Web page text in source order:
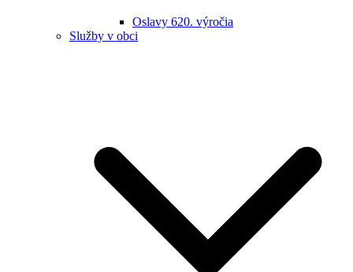
Oslavy 620. výročia
Služby v obci